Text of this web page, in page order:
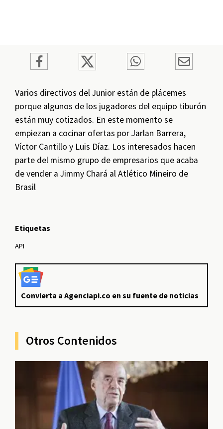
Varios directivos del Junior están de plácemes
porque algunos de los jugadores del equipo tiburón
están muy cotizados. En este momento se
empiezan a cocinar ofertas por Jarlan Barrera,
Víctor Cantillo y Luis Díaz. Los interesados hacen
parte del mismo grupo de empresarios que acaba
de vender a Jimmy Chará al Atlético Mineiro de
Brasil
Etiquetas
API
Convierta a Agenciapi.co en su fuente de noticias
Otros Contenidos